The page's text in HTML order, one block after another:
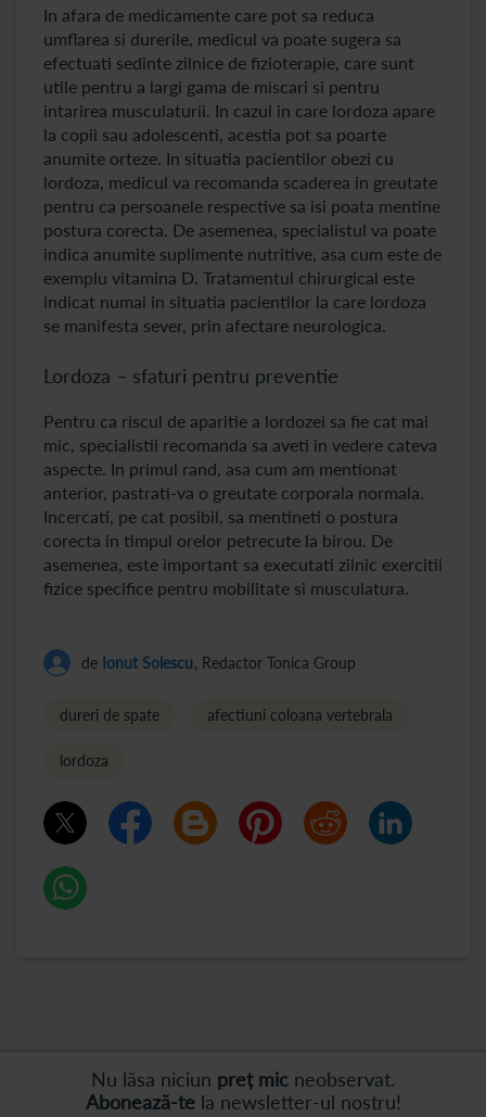
In afara de medicamente care pot sa reduca
umflarea si durerile, medicul va poate sugera sa
efectuati sedinte zilnice de fizioterapie, care sunt
utile pentru a largi gama de miscari si pentru
intarirea musculaturii. In cazul in care lordoza apare
la copii sau adolescenti, acestia pot sa poarte
anumite orteze. In situatia pacientilor obezi cu
lordoza, medicul va recomanda scaderea in greutate
pentru ca persoanele respective sa isi poata mentine
postura corecta. De asemenea, specialistul va poate
indica anumite suplimente nutritive, asa cum este de
exemplu vitamina D. Tratamentul chirurgical este
indicat numai in situatia pacientilor la care lordoza
se manifesta sever, prin afectare neurologica.
Lordoza – sfaturi pentru preventie
Pentru ca riscul de aparitie a lordozei sa fie cat mai
mic, specialistii recomanda sa aveti in vedere cateva
aspecte. In primul rand, asa cum am mentionat
anterior, pastrati-va o greutate corporala normala.
Incercati, pe cat posibil, sa mentineti o postura
corecta in timpul orelor petrecute la birou. De
asemenea, este important sa executati zilnic exercitii
fizice specifice pentru mobilitate si musculatura.
de Ionut Solescu, Redactor Tonica Group
dureri de spate afectiuni coloana vertebrala
lordoza
Nu lăsa niciun preț mic neobservat.
Abonează-tela newsletter-ul nostru!